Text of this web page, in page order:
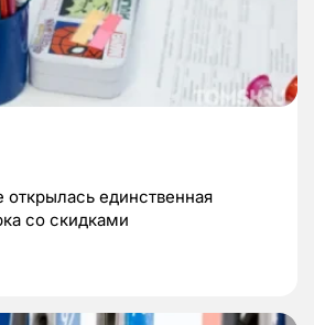
единственная
со скидками